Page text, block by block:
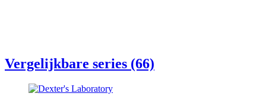
Vergelijkbare series (66)